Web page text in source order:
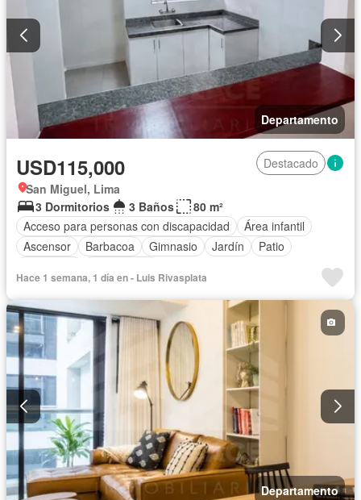
Departamento
USD115,000
Destacado
San Miguel, Lima
3 Dormitorios
3 Baños
80 m²
Acceso para personas con discapacidad
Área infantil
Ascensor
Barbacoa Gimnasio Jardín
Patio
Hace 1 semana, 1 día en - Luis Rivasplata
Departamento